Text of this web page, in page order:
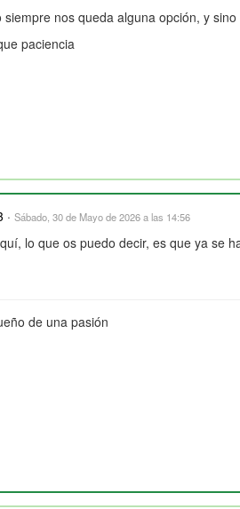
siempre nos queda alguna opción, y
paciencia
· Sábado, 30 de Mayo de 2026 a las 14:56
lo que os puedo decir, es que ya se
de una pasión